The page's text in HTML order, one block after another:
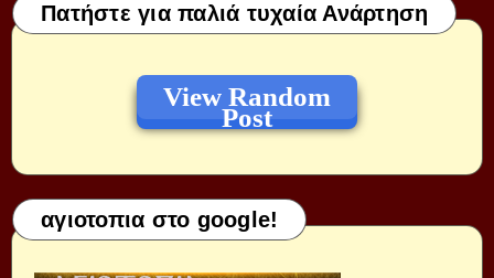
Πατήστε για παλιά τυχαία Ανάρτηση
View Random
Post
αγιοτοπια στο google!